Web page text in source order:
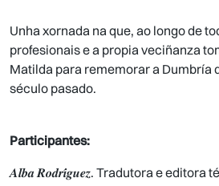
Unha xornada na que, ao longo de
profesionais e a propia veciñanza
Matilda para rememorar a Dumbría
século pasado.
Participantes:
𝑨𝒍𝒃𝒂 𝑹𝒐𝒅𝒓𝒊́𝒈𝒖𝒆𝒛. Tradutora e editora